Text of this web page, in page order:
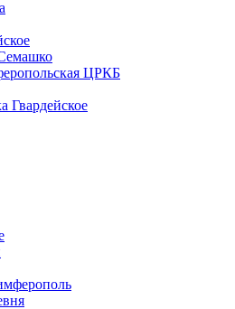
ЦРКБ
Гвардейское